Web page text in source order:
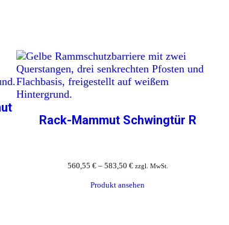
Rack-Mammut Schwingtür R
560,55 €– 583,50 € zzgl. MwSt.
Produkt ansehen